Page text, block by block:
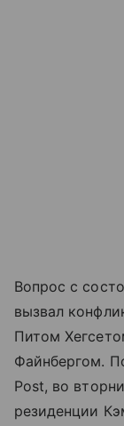
Вопрос с
вызвал
Питом
Файнбергом.
Post, во
резиденции